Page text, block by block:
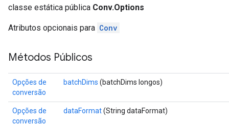
classe estática pública Conv.Options
Atributos opcionais para Conv
Métodos Públicos
Opções de
conversão
batchDims (batchDims longos)
Opções de
conversão
dataFormat(String dataFormat)